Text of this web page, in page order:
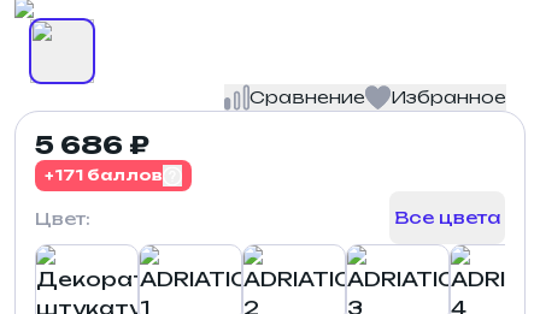
Сравнение Избранное
5 686 ₽
+171 баллов
Цвет: Все цвета